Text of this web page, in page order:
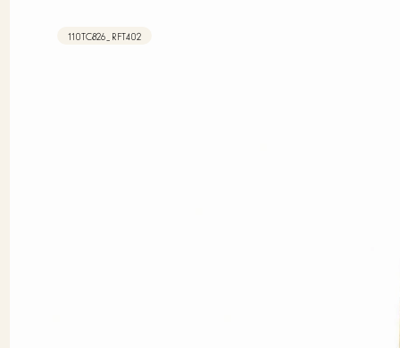
110TC826_RFT402